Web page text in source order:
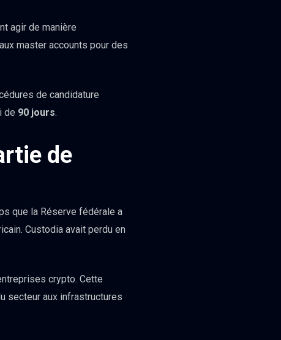
agir de manière
master accounts pour des
de candidature
de 90 jours.
de
que la Réserve fédérale a
Custodia avait perdu en
crypto. Cette
secteur aux infrastructures